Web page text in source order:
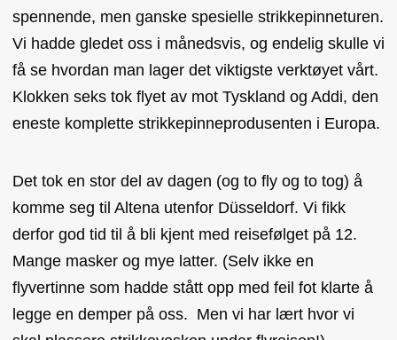
spennende, men ganske spesielle strikkepinneturen.
Vi hadde gledet oss i månedsvis, og endelig skulle vi
få se hvordan man lager det viktigste verktøyet vårt.
Klokken seks tok flyet av mot Tyskland og Addi, den
eneste komplette strikkepinneprodusenten i Europa.
Det tok en stor del av dagen (og to fly og to tog) å
komme seg til Altena utenfor Düsseldorf. Vi fikk
derfor god tid til å bli kjent med reisefølget på 12.
Mange masker og mye latter. (Selv ikke en
flyvertinne som hadde stått opp med feil fot klarte å
legge en demper på oss. Men vi har lært hvor vi